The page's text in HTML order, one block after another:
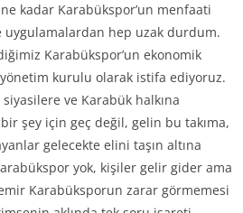
kadar Karabükspor’un menfaati
uygulamalardan hep uzak durdum.
Karabükspor’un ekonomik
kurulu olarak istifa ediyoruz.
ve Karabük halkına
şey için geç değil, gelin bu takıma,
gelecekte elini taşın altına
yok, kişiler gelir gider ama
Karabüksporun zarar görmemesi